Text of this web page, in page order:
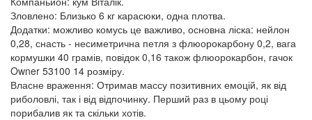
Зловлено: Близько 6 кг карасюки, одна плотва.
Додатки: можливо комусь це важливо, основна ліска: нейлон
0,28, снасть - несиметрична петля з флюорокарбону 0,2, вага
кормушки 40 грамів, повідок 0,16 також флюорокарбон, гачок
Owner 53100 14 розміру.
Власне враження: Отримав массу позитивних емоцій, як від
риболовлі, так і від відпочинку. Перший раз в цьому році
порибалив як та скільки хотів.